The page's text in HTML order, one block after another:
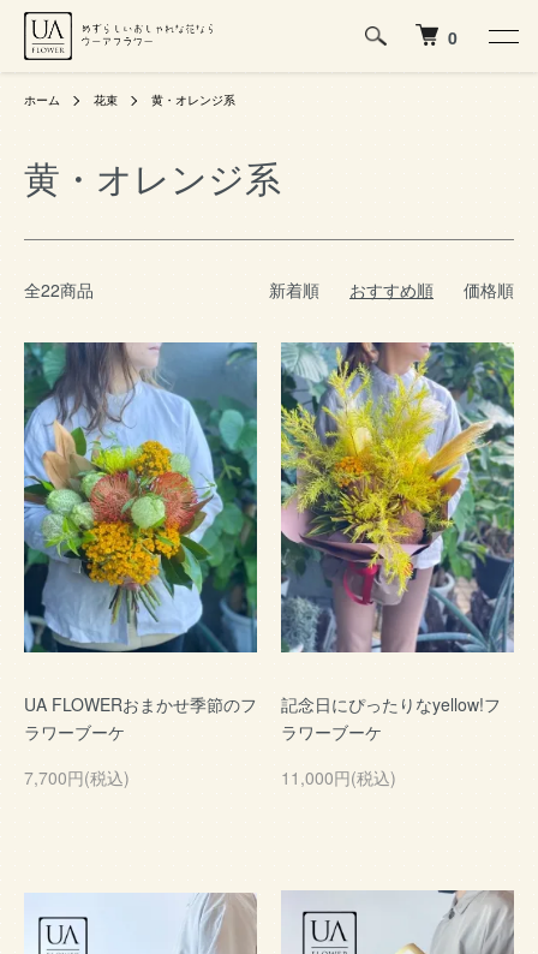
0
ホーム 花束 黄・オレンジ系
黄・オレンジ系
全22商品 新着順 おすすめ順 価格順
UA FLOWERおまかせ季節のフ
ラワーブーケ
7,700円(税込)
記念日にぴったりなyellow!フ
ラワーブーケ
11,000円(税込)